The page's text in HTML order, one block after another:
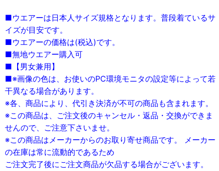
■ウエアーは日本人サイズ規格となります。普段着ているサ
イズが目安です。
■ウエアーの価格は(税込)です。
■無地ウエアー購入可
■【男女兼用】
■※画像の色は、お使いのPC環境モニタの設定等によって若
干異なる場合があります。
※各、商品により、代引き決済が不可の商品も含まれます。
※この商品は、ご注文後のキャンセル・返品・交換ができま
せんので、ご注意下さいませ。
※この商品はメーカーからのお取り寄せ商品です。 メーカー
の在庫は常に流動的であるため
ご注文完了後にご注文商品が欠品する場合がございます。